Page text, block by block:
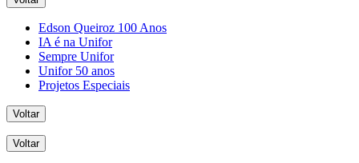
Edson Queiroz 100 Anos
IA é na Unifor
Sempre Unifor
Unifor 50 anos
Projetos Especiais
Voltar
Voltar